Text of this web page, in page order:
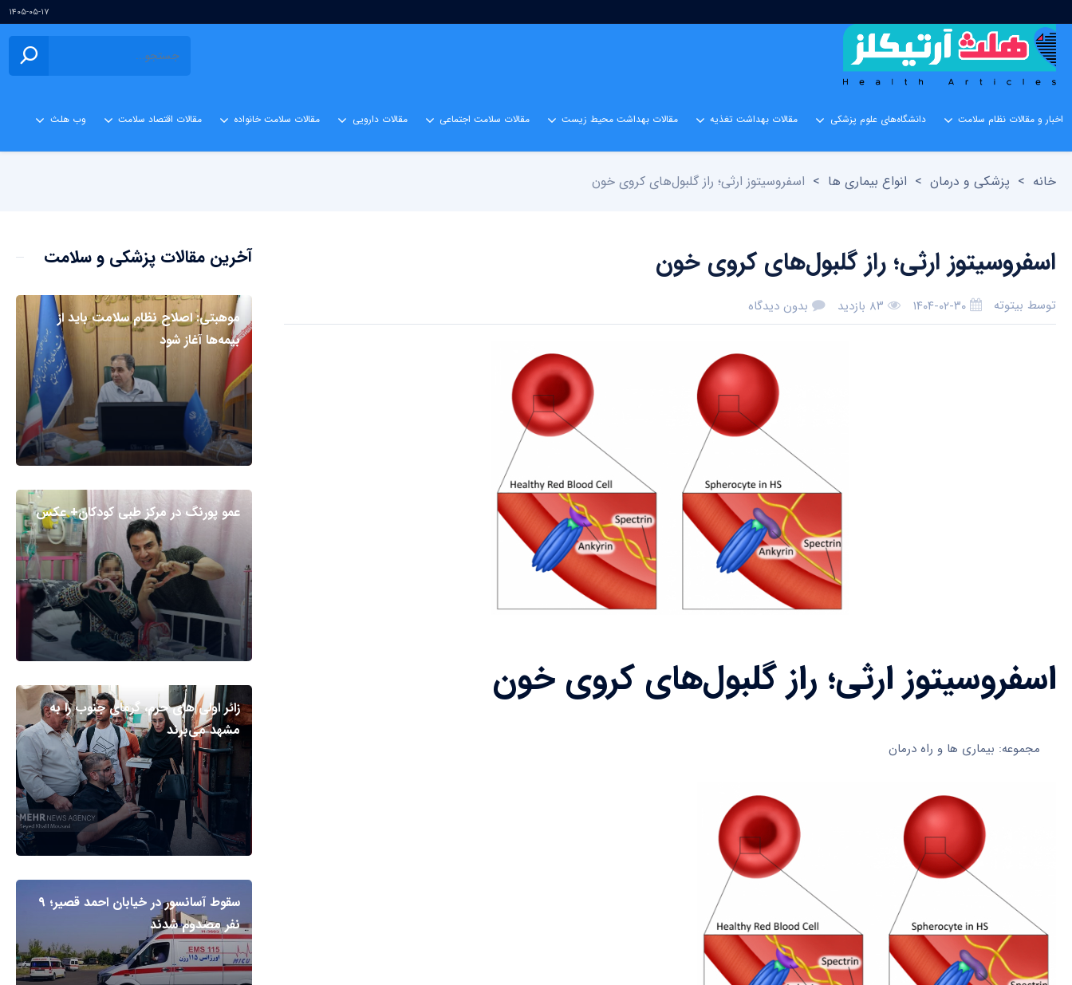
۱۴۰۵-۰۵-۱۷
اخبار و مقالات نظام سلامت دانشگاه‌های علوم پزشکی مقالات بهداشت تغذیه مقالات بهداشت محیط زیست مقالات سلامت اجتماعی مقالات دارویی مقالات سلامت خانواده مقالات اقتصاد سلامت وب هلث
خانه > پزشکی و درمان > انواع بیماری ها > اسفروسیتوز ارثی؛ راز گلبول‌های کروی خون
اسفروسیتوز ارثی؛ راز گلبول‌های کروی خون
توسط بیتوته ۱۴۰۴-۰۲-۳۰ ۸۳ بازدید بدون دیدگاه
اسفروسیتوز ارثی؛ راز گلبول‌های کروی خون
مجموعه: بیماری ها و راه درمان
آخرین مقالات پزشکی و سلامت
موهبتی: اصلاح نظام سلامت باید از
بیمه‌ها آغاز شود
عمو پورنگ در مرکز طبی کودکان+ عکس
زائر اولی های حرم، گرمای جنوب را به
مشهد می‌برند
سقوط آسانسور در خیابان احمد قصیر؛ ۹
نفر مصدوم شدند